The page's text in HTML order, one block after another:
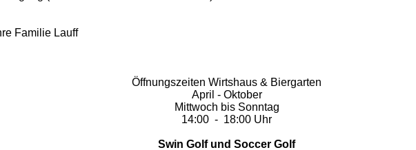
Familie Lauff
Öffnungszeiten Wirtshaus & Biergarten
April - Oktober
Mittwoch bis Sonntag
14:00 - 18:00 Uhr
Swin Golf und Soccer Golf